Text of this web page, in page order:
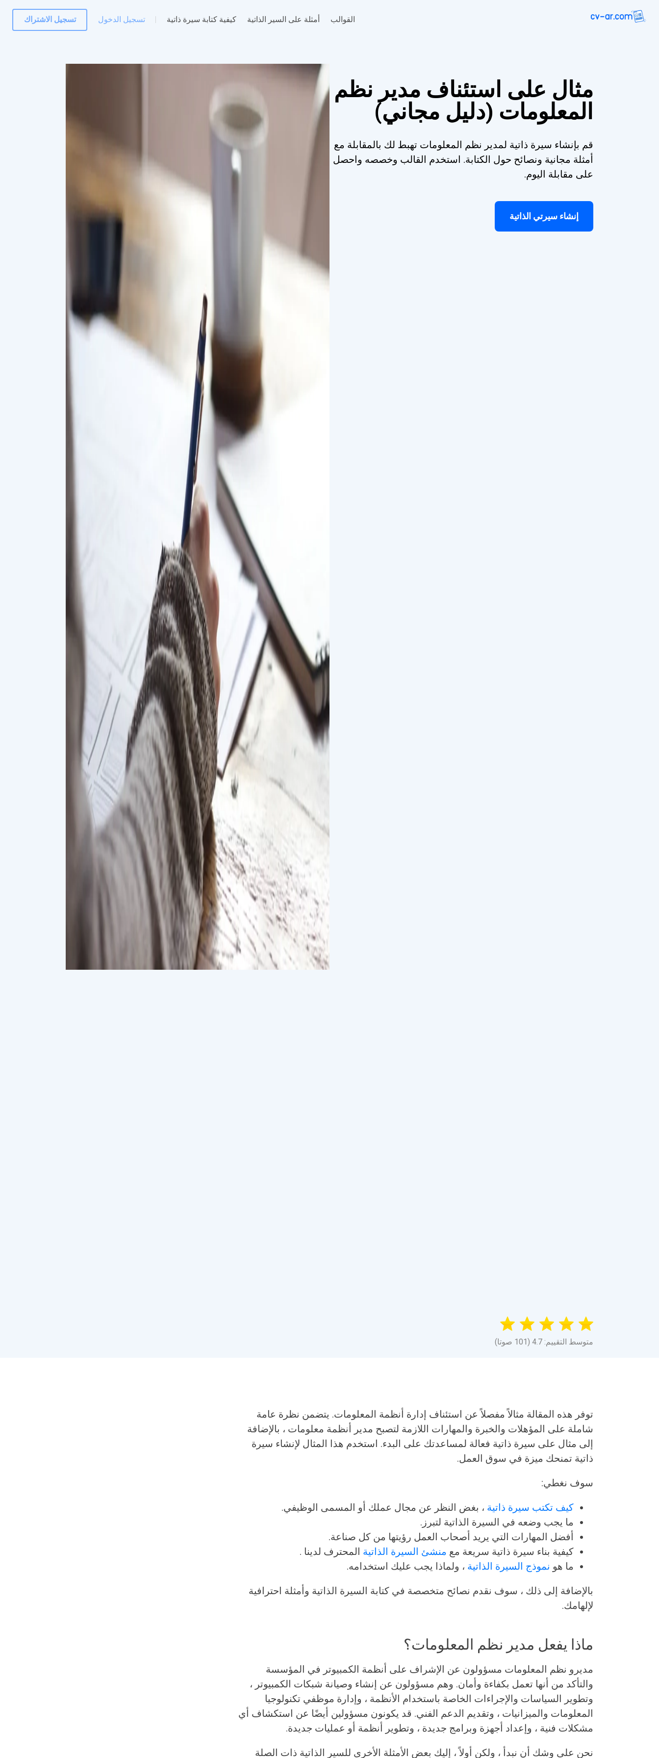
القوالب أمثلة على السير الذاتية كيفية كتابة سيرة ذاتية تسجيل الدخول تسجيل الاشتراك
مثال على استئناف مدير نظم
المعلومات (دليل مجاني)
قم بإنشاء سيرة ذاتية لمدير نظم المعلومات تهبط لك بالمقابلة مع
أمثلة مجانية ونصائح حول الكتابة. استخدم القالب وخصصه واحصل
على مقابلة اليوم.
إنشاء سيرتي الذاتية
متوسط التقييم: 4.7 (101 صوتا)
توفر هذه المقالة مثالاً مفصلاً عن استئناف إدارة أنظمة المعلومات. يتضمن نظرة عامة
شاملة على المؤهلات والخبرة والمهارات اللازمة لتصبح مدير أنظمة معلومات ، بالإضافة
إلى مثال على سيرة ذاتية فعالة لمساعدتك على البدء. استخدم هذا المثال لإنشاء سيرة
ذاتية تمنحك ميزة في سوق العمل.
سوف نغطي:
كيف تكتب سيرة ذاتية ، بغض النظر عن مجال عملك أو المسمى الوظيفي.
ما يجب وضعه في السيرة الذاتية لتبرز.
أفضل المهارات التي يريد أصحاب العمل رؤيتها من كل صناعة.
كيفية بناء سيرة ذاتية سريعة مع منشئ السيرة الذاتية المحترف لدينا .
ما هو نموذج السيرة الذاتية ، ولماذا يجب عليك استخدامه.
بالإضافة إلى ذلك ، سوف نقدم نصائح متخصصة في كتابة السيرة الذاتية وأمثلة احترافية
لإلهامك.
ماذا يفعل مدير نظم المعلومات؟
مديرو نظم المعلومات مسؤولون عن الإشراف على أنظمة الكمبيوتر في المؤسسة
والتأكد من أنها تعمل بكفاءة وأمان. وهم مسؤولون عن إنشاء وصيانة شبكات الكمبيوتر ،
وتطوير السياسات والإجراءات الخاصة باستخدام الأنظمة ، وإدارة موظفي تكنولوجيا
المعلومات والميزانيات ، وتقديم الدعم الفني. قد يكونون مسؤولين أيضًا عن استكشاف أي
مشكلات فنية ، وإعداد أجهزة وبرامج جديدة ، وتطوير أنظمة أو عمليات جديدة.
نحن على وشك أن نبدأ ، ولكن أولاً ، إليك بعض الأمثلة الأخرى للسير الذاتية ذات الصلة